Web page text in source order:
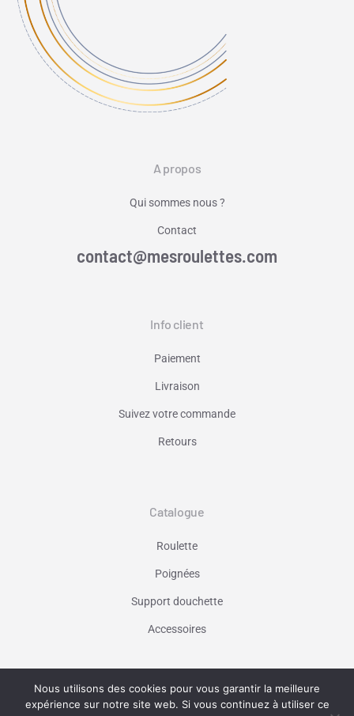
A propos
Qui sommes nous ?
Contact
contact@mesroulettes.com
Info client
Paiement
Livraison
Suivez votre commande
Retours
Catalogue
Roulette
Poignées
Support douchette
Accessoires
Vaniseo - votre agence web à Marseille -
Nous utilisons des cookies pour vous garantir la meilleure
expérience sur notre site web. Si vous continuez à utiliser ce